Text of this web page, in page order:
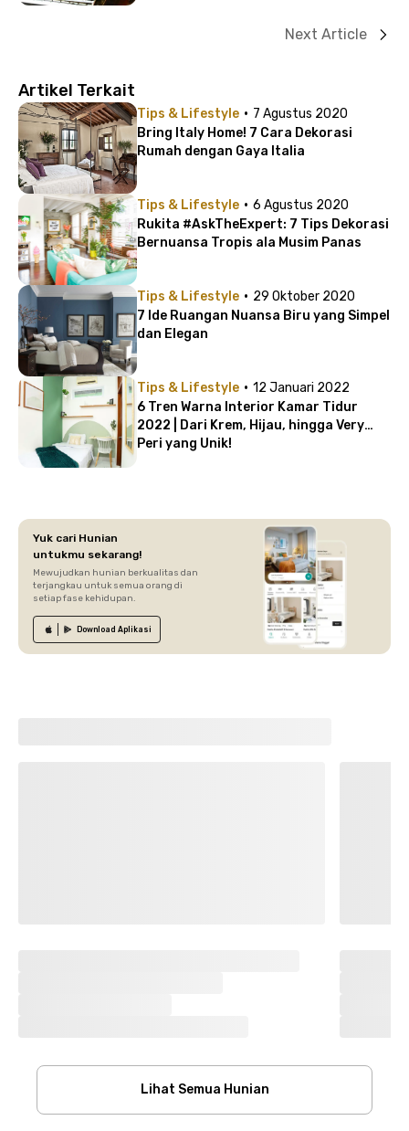
Next Article
Artikel Terkait
Tips & Lifestyle · 7 Agustus 2020
Bring Italy Home! 7 Cara Dekorasi
Rumah dengan Gaya Italia
Tips & Lifestyle · 6 Agustus 2020
Rukita #AskTheExpert: 7 Tips Dekorasi
Bernuansa Tropis ala Musim Panas
Tips & Lifestyle · 29 Oktober 2020
7 Ide Ruangan Nuansa Biru yang Simpel
dan Elegan
Tips & Lifestyle · 12 Januari 2022
6 Tren Warna Interior Kamar Tidur
2022 | Dari Krem, Hijau, hingga Very
Peri yang Unik!
Yuk cari Hunian
untukmu sekarang!
Mewujudkan hunian berkualitas dan
terjangkau untuk semua orang di
setiap fase kehidupan.
Download Aplikasi
Lihat Semua Hunian